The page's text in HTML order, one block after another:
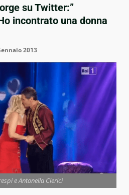
su Twitter:”
incontrato una donna
2013
e Antonella Clerici